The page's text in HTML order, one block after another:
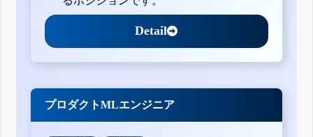
Detail
プロダクトMLエンジニア